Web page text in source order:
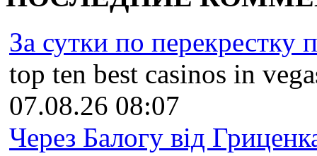
За сутки по перекрестку
top ten best casinos in
07.08.26 08:07
Через Балогу від